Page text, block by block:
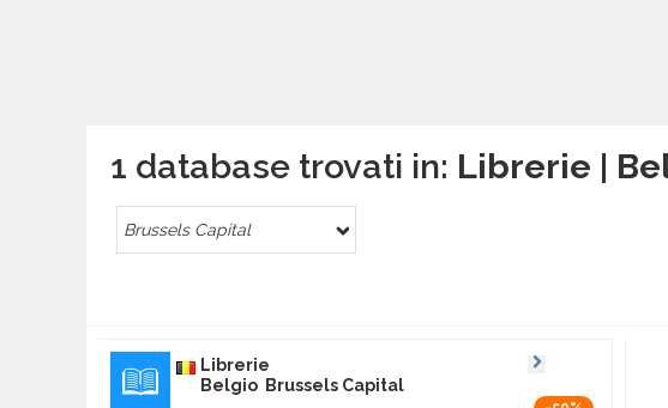
1 database trovati in: Librerie |
Brussels Capital
Librerie
Belgio Brussels Capital